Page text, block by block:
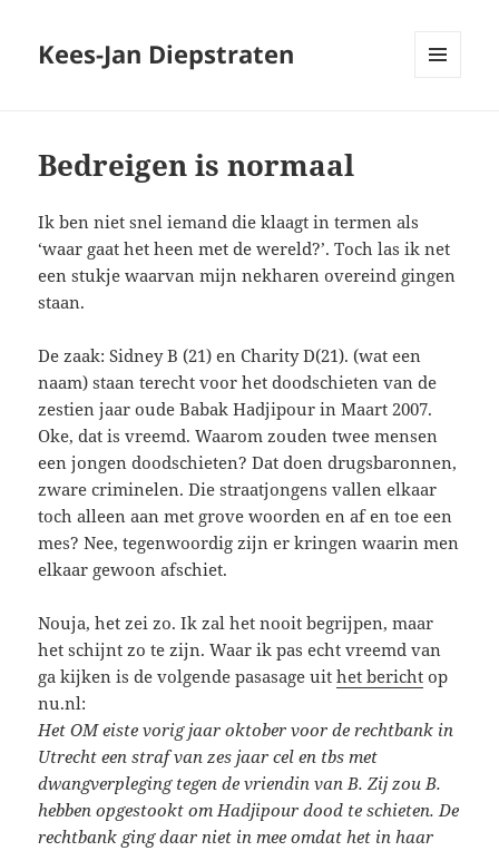
Kees-Jan Diepstraten
Bedreigen is normaal
Ik ben niet snel iemand die klaagt in termen als
‘waar gaat het heen met de wereld?’. Toch las ik net
een stukje waarvan mijn nekharen overeind gingen
staan.
De zaak: Sidney B (21) en Charity D(21). (wat een
naam) staan terecht voor het doodschieten van de
zestien jaar oude Babak Hadjipour in Maart 2007.
Oke, dat is vreemd. Waarom zouden twee mensen
een jongen doodschieten? Dat doen drugsbaronnen,
zware criminelen. Die straatjongens vallen elkaar
toch alleen aan met grove woorden en af en toe een
mes? Nee, tegenwoordig zijn er kringen waarin men
elkaar gewoon afschiet.
Nouja, het zei zo. Ik zal het nooit begrijpen, maar
het schijnt zo te zijn. Waar ik pas echt vreemd van
ga kijken is de volgende pasasage uithet bericht op
nu.nl:
Het OM eiste vorig jaar oktober voor de rechtbank in
Utrecht een straf van zes jaar cel en tbs met
dwangverpleging tegen de vriendin van B. Zij zou B.
hebben opgestookt om Hadjipour dood te schieten. De
rechtbank ging daar niet in mee omdat het in haar